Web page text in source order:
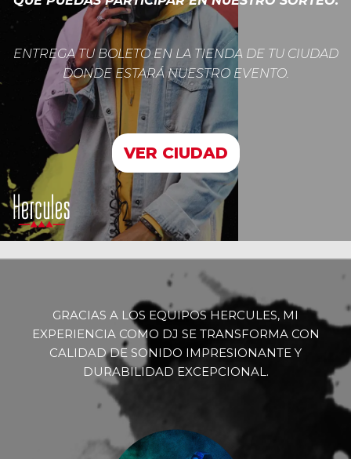
ENTREGA TU BOLETO EN LA TIENDA DE TU CIUDAD
DONDE ESTARÁ NUESTRO EVENTO.
VER CIUDAD
GRACIAS A LOS EQUIPOS HERCULES, MI
EXPERIENCIA COMO DJ SE TRANSFORMA CON
CALIDAD DE SONIDO IMPRESIONANTE Y
DURABILIDAD EXCEPCIONAL.